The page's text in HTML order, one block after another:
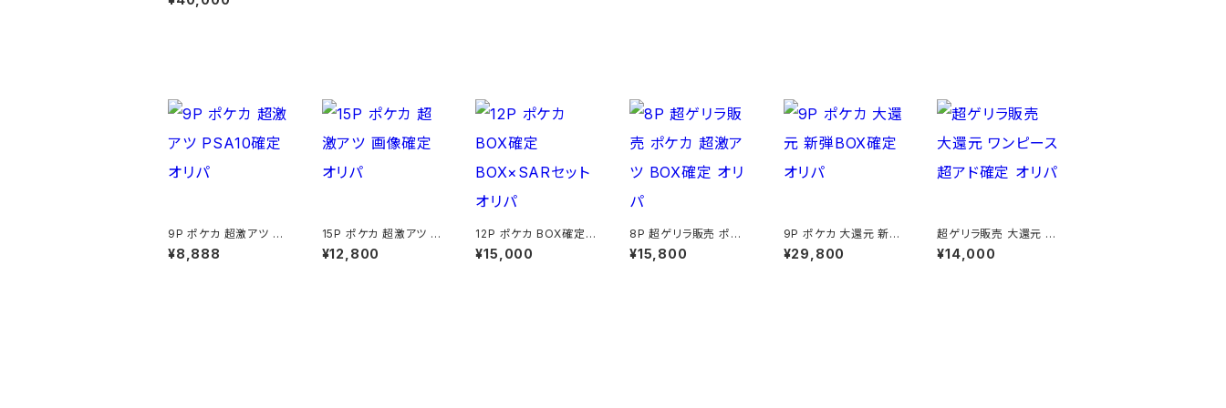
9P ポケカ 超激アツ PS
A10確定 オリパ
¥8,888
15P ポケカ 超激アツ 画
像確定 オリパ
¥12,800
12P ポケカ BOX確定
BOX×SARセットオリパ
¥15,000
8P 超ゲリラ販売 ポケ
カ 超激アツ BOX確定
オリパ
¥15,800
9P ポケカ 大還元 新弾
BOX確定 オリパ
¥29,800
超ゲリラ販売 大還元 ワ
ンピース 超アド確定 オ
リパ
¥14,000